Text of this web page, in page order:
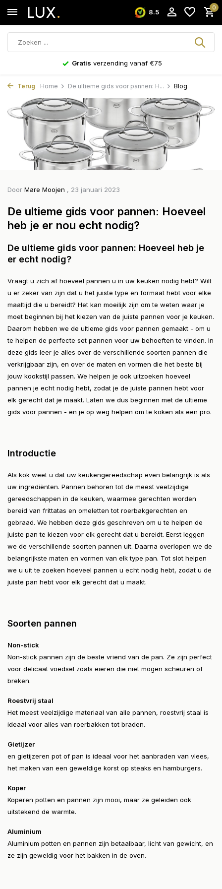
8.5
0
Gratis verzending vanaf €75
Terug Home De ultieme gids voor pannen: H... Blog
Door Mare Moojen , 23 januari 2023
De ultieme gids voor pannen: Hoeveel
heb je er nou echt nodig?
De ultieme gids voor pannen: Hoeveel heb je
er echt nodig?
Vraagt u zich af hoeveel pannen u in uw keuken nodig hebt? Wilt
u er zeker van zijn dat u het juiste type en formaat hebt voor elke
maaltijd die u bereidt? Het kan moeilijk zijn om te weten waar je
moet beginnen bij het kiezen van de juiste pannen voor je keuken.
Daarom hebben we de ultieme gids voor pannen gemaakt - om u
te helpen de perfecte set pannen voor uw behoeften te vinden. In
deze gids leer je alles over de verschillende soorten pannen die
verkrijgbaar zijn, en over de maten en vormen die het beste bij
jouw kookstijl passen. We helpen je ook uitzoeken hoeveel
pannen je echt nodig hebt, zodat je de juiste pannen hebt voor
elk gerecht dat je maakt. Laten we dus beginnen met de ultieme
gids voor pannen - en je op weg helpen om te koken als een pro.
Introductie
Als kok weet u dat uw keukengereedschap even belangrijk is als
uw ingrediënten. Pannen behoren tot de meest veelzijdige
gereedschappen in de keuken, waarmee gerechten worden
bereid van frittatas en omeletten tot roerbakgerechten en
gebraad. We hebben deze gids geschreven om u te helpen de
juiste pan te kiezen voor elk gerecht dat u bereidt. Eerst leggen
we de verschillende soorten pannen uit. Daarna overlopen we de
belangrijkste maten en vormen van elk type pan. Tot slot helpen
we u uit te zoeken hoeveel pannen u echt nodig hebt, zodat u de
juiste pan hebt voor elk gerecht dat u maakt.
Soorten pannen
Non-stick
Non-stick pannen zijn de beste vriend van de pan. Ze zijn perfect
voor delicaat voedsel zoals eieren die niet mogen scheuren of
breken.
Roestvrij staal
Het meest veelzijdige materiaal van alle pannen, roestvrij staal is
ideaal voor alles van roerbakken tot braden.
Gietijzer
en gietijzeren pot of pan is ideaal voor het aanbraden van vlees,
het maken van een geweldige korst op steaks en hamburgers.
Koper
Koperen potten en pannen zijn mooi, maar ze geleiden ook
uitstekend de warmte.
Aluminium
Aluminium potten en pannen zijn betaalbaar, licht van gewicht, en
ze zijn geweldig voor het bakken in de oven.